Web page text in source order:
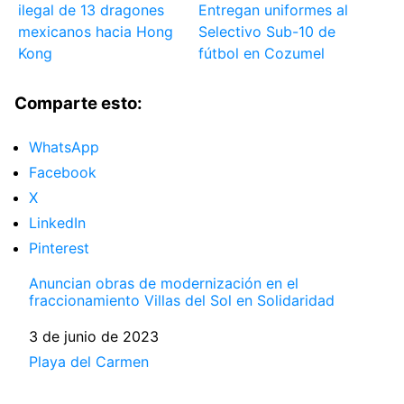
ilegal de 13 dragones
mexicanos hacia Hong
Kong
Entregan uniformes al
Selectivo Sub-10 de
fútbol en Cozumel
Comparte esto:
WhatsApp
Facebook
X
LinkedIn
Pinterest
Anuncian obras de modernización en el
fraccionamiento Villas del Sol en Solidaridad
Fecha
3 de junio de 2023
Respecto a
Playa del Carmen